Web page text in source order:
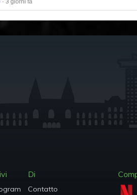
· 3 giorni fa
TV
Di
Contatto